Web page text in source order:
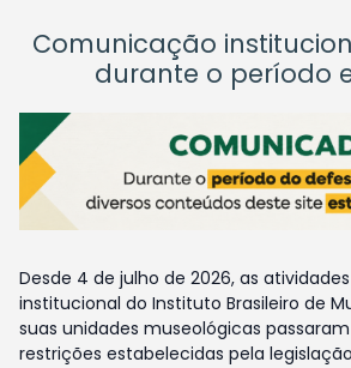
Comunicação
durante o período
Desde 4 de julho de 2026, as
institucional do Instituto Brasileiro de
suas unidades museológicas
restrições estabelecidas pela